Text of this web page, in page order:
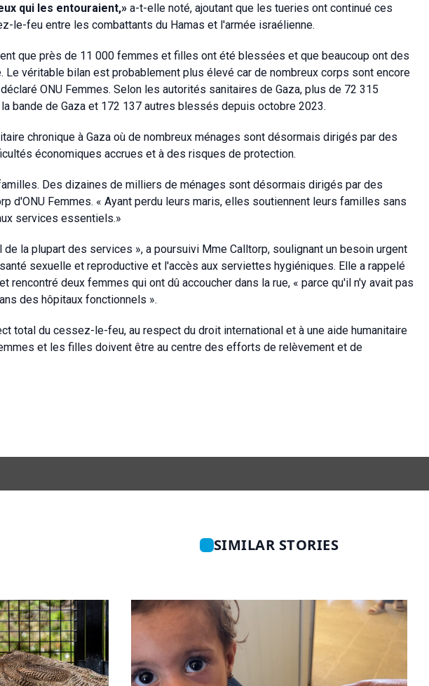
qui les entouraient,» a-t-elle noté, ajoutant que les tueries ont continué ces
le-feu entre les combattants du Hamas et l'armée israélienne.
que près de 11 000 femmes et filles ont été blessées et que beaucoup ont des
Le véritable bilan est probablement plus élevé car de nombreux corps sont encore
ONU Femmes. Selon les autorités sanitaires de Gaza, plus de 72 315
bande de Gaza et 172 137 autres blessés depuis octobre 2023.
chronique à Gaza où de nombreux ménages sont désormais dirigés par des
économiques accrues et à des risques de protection.
Des dizaines de milliers de ménages sont désormais dirigés par des
d'ONU Femmes. « Ayant perdu leurs maris, elles soutiennent leurs familles sans
services essentiels.»
de la plupart des services », a poursuivi Mme Calltorp, soulignant un besoin urgent
sexuelle et reproductive et l'accès aux serviettes hygiéniques. Elle a rappelé
rencontré deux femmes qui ont dû accoucher dans la rue, « parce qu'il n'y avait pas
des hôpitaux fonctionnels ».
total du cessez-le-feu, au respect du droit international et à une aide humanitaire
et les filles doivent être au centre des efforts de relèvement et de
SIMILAR STORIES